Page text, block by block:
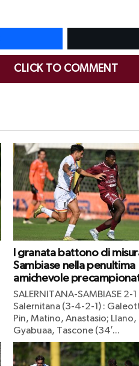
CLICK TO COMMENT
I granata battono di
Sambiase nella penultima
amichevole
SALERNITANA-SAMBIASE 2-1
Salernitana (3-4-2-1) :
Pin, Matino, Anastasio; Llano,
Gyabuaa, Tascone (34′...